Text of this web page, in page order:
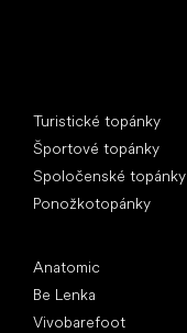
Turistické topánky
Športové topánky
Spoločenské topánky
Ponožkotopánky
Anatomic
Be Lenka
Vivobarefoot